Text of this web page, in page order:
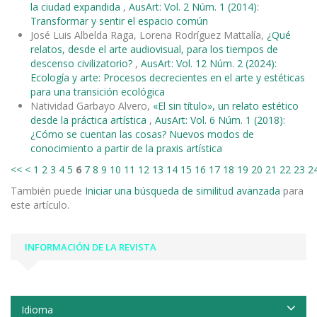
la ciudad expandida , AusArt: Vol. 2 Núm. 1 (2014):
Transformar y sentir el espacio común
José Luis Albelda Raga, Lorena Rodríguez Mattalía, ¿Qué
relatos, desde el arte audiovisual, para los tiempos de
descenso civilizatorio? , AusArt: Vol. 12 Núm. 2 (2024):
Ecología y arte: Procesos decrecientes en el arte y estéticas
para una transición ecológica
Natividad Garbayo Alvero, «El sin título», un relato estético
desde la práctica artística , AusArt: Vol. 6 Núm. 1 (2018):
¿Cómo se cuentan las cosas? Nuevos modos de
conocimiento a partir de la praxis artística
<< < 1 2 3 4 5 6 7 8 9 10 11 12 13 14 15 16 17 18 19 20 21 22 23
También puede Iniciar una búsqueda de similitud avanzada para
este artículo.
INFORMACIÓN DE LA REVISTA
Idioma